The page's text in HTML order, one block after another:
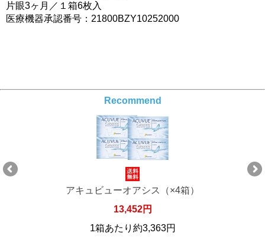
片眼3ヶ月／１箱6枚入
医療機器承認番号：21800BZY10252000
Recommend
アキュビューオアシス（×4箱）
13,452円
1箱あたり約3,363円